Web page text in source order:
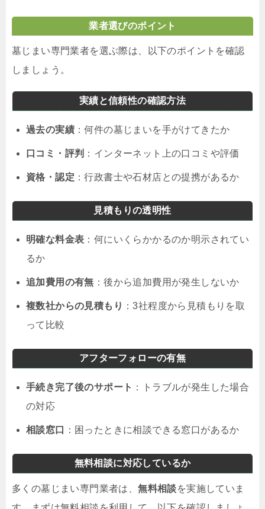
業者選びのポイント
墓じまい専門業者を選ぶ際は、以下のポイントを確認
しましょう。
実績と信頼性の確認方法
過去の実績 ：何件の墓じまいを手がけてきたか
口コミ・評判 ：インターネット上の口コミや評価
資格・認定 ：行政書士や石材店との提携があるか
見積もりの透明性
明確な料金表 ：何にいくらかかるのか明示されてい
るか
追加費用の有無 ：後から追加費用が発生しないか
複数社からの見積もり ：3社程度から見積もりを取
って比較
アフターフォローの有無
手続き完了後のサポート ：トラブルが発生した場合
の対応
相談窓口 ：困ったときに相談できる窓口があるか
無料相談に対応しているか
多くの墓じまい専門業者は、無料相談を実施していま